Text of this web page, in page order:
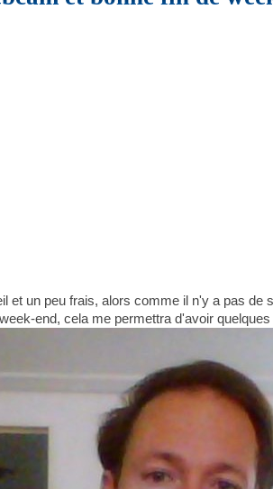
et un peu frais, alors comme il n'y a pas
end, cela me permettra d'avoir